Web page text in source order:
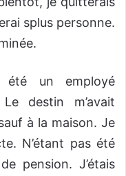
splus personne.
été un employé
destin m’avait
à la maison. Je
N’étant pas été
pension. J’étais